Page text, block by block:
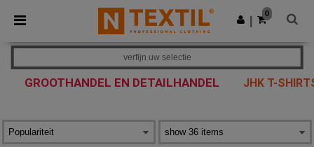
× Ntextil-app
Betere prijzen in de app!
Download app
0
GROOTHANDEL EN DETAILHANDEL JHK T-
verfijn uw selectie